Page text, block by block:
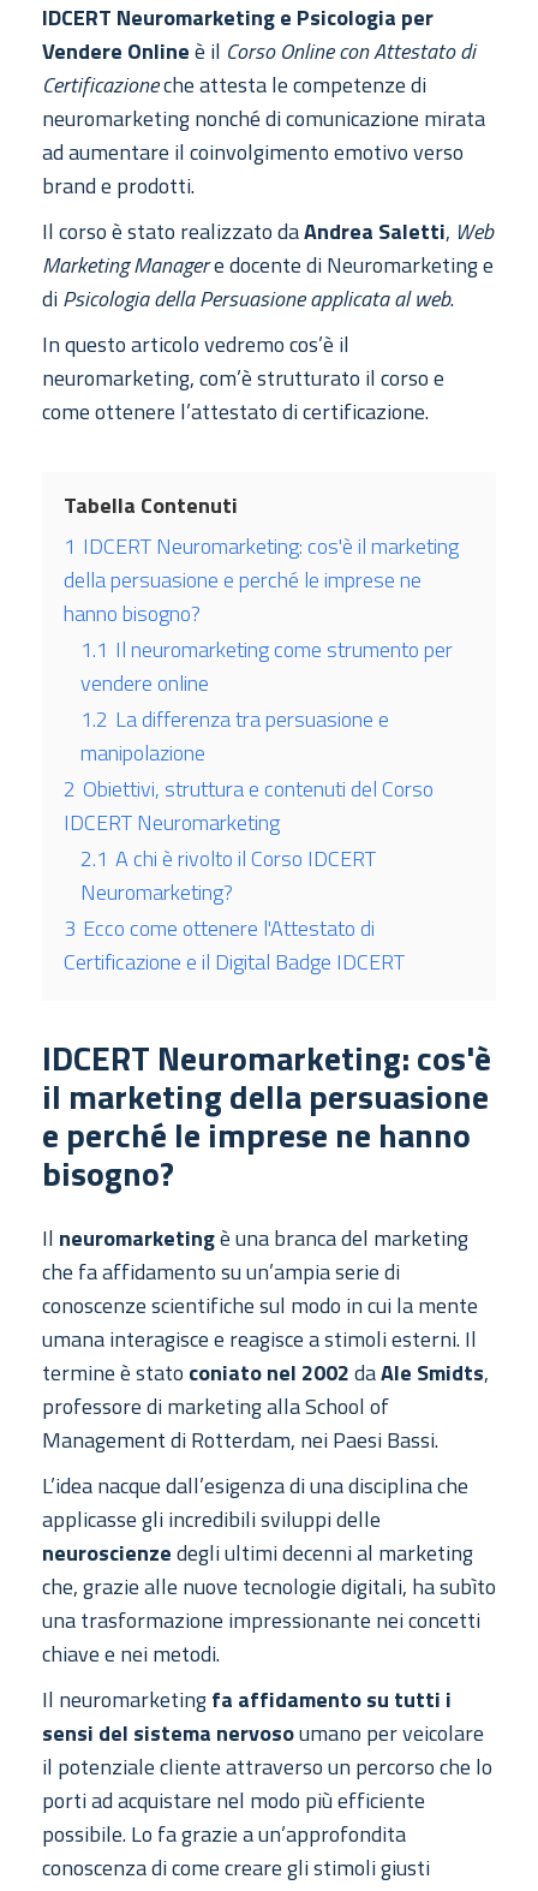
IDCERT Neuromarketing e Psicologia per
Vendere Onlineè il Corso Online con Attestato di
Certificazioneche attesta le competenze di
neuromarketing nonché di comunicazione mirata
ad aumentare il coinvolgimento emotivo verso
brand e prodotti.
Il corso è stato realizzato daAndrea Saletti, Web
Marketing Managere docente di Neuromarketing e
diPsicologia della Persuasione applicata al web.
In questo articolo vedremo cos’è il
neuromarketing, com’è strutturato il corso e
come ottenere l’attestato di certificazione.
Tabella Contenuti
1 IDCERT Neuromarketing: cos'è il marketing
della persuasione e perché le imprese ne
hanno bisogno?
1.1 Il neuromarketing come strumento per
vendere online
1.2 La differenza tra persuasione e
manipolazione
2 Obiettivi, struttura e contenuti del Corso
IDCERT Neuromarketing
2.1 A chi è rivolto il Corso IDCERT
Neuromarketing?
3 Ecco come ottenere l'Attestato di
Certificazione e il Digital Badge IDCERT
IDCERT Neuromarketing: cos'è
il marketing della persuasione
e perché le imprese ne hanno
bisogno?
Il neuromarketingè una branca del marketing
che fa affidamento su un’ampia serie di
conoscenze scientifiche sul modo in cui la mente
umana interagisce e reagisce a stimoli esterni. Il
termine è stato coniato nel 2002daAle Smidts,
professore di marketing alla School of
Management di Rotterdam, nei Paesi Bassi.
L’idea nacque dall’esigenza di una disciplina che
applicasse gli incredibili sviluppi delle
neuroscienzedegli ultimi decenni al marketing
che, grazie alle nuove tecnologie digitali, ha subìto
una trasformazione impressionante nei concetti
chiave e nei metodi.
Il neuromarketingfa affidamento su tutti i
sensi del sistema nervosoumano per veicolare
il potenziale cliente attraverso un percorso che lo
porti ad acquistare nel modo più efficiente
possibile. Lo fa grazie a un’approfondita
conoscenza di come creare gli stimoli giusti